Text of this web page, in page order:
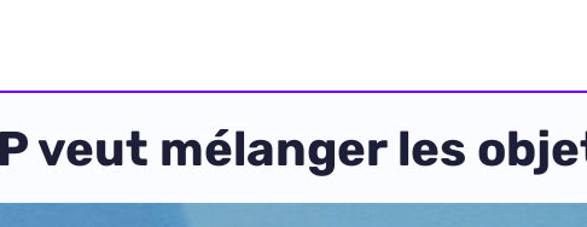
veut mélanger les